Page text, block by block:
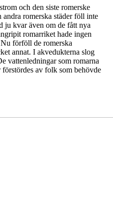
och den siste romerske
romerska städer föll inte
ju kvar även om de fått nya
romarriket hade ingen
förföll de romerska
annat. I akvedukterna slog
vattenledningar som romarna
av folk som behövde